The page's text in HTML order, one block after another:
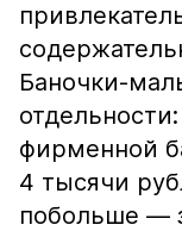
Баночки-
фирменной
4 тысячи
побольше —